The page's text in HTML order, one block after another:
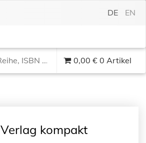
DE EN
0,00 € 0 Artikel
Verlag kompakt